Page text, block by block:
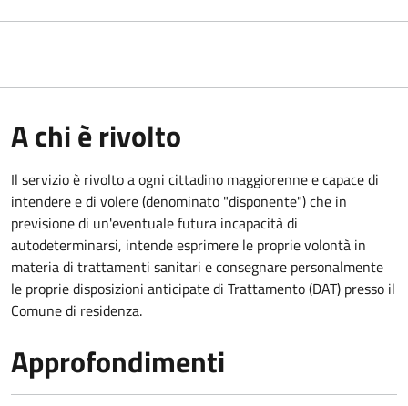
A chi è rivolto
Il servizio è rivolto a ogni cittadino maggiorenne e capace di
intendere e di volere (denominato "disponente") che in
previsione di un'eventuale futura incapacità di
autodeterminarsi, intende esprimere le proprie volontà in
materia di trattamenti sanitari e consegnare personalmente
le proprie disposizioni anticipate di Trattamento (DAT) presso il
Comune di residenza.
Approfondimenti